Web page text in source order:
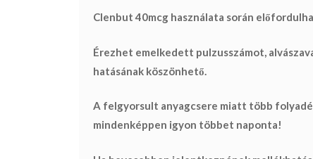
Clenbut 40mcg használata során
Érezhet emelkedett pulzusszámot,
hatásának köszönhető.
A felgyorsult anyagcsere miatt több
mindenképpen igyon többet naponta!